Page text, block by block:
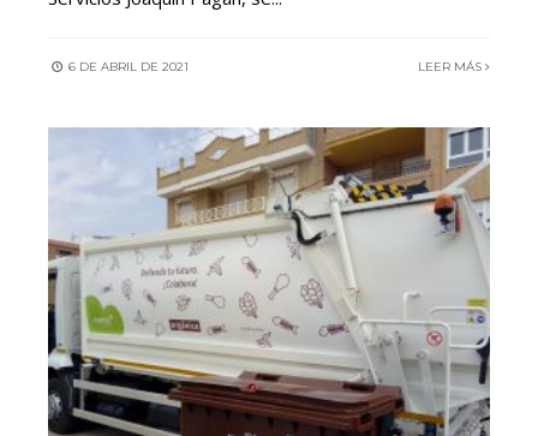
6 DE ABRIL DE 2021 LEER MÁS